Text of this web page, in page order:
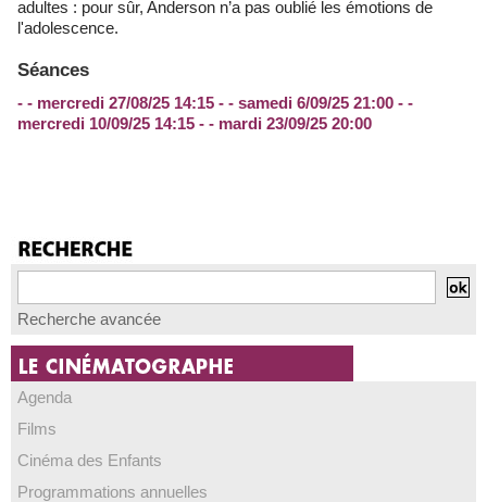
adultes : pour sûr, Anderson n’a pas oublié les émotions de
l'adolescence.
Séances
- - mercredi 27/08/25 14:15 - - samedi 6/09/25 21:00 - -
mercredi 10/09/25 14:15 - - mardi 23/09/25 20:00
Recherche avancée
Agenda
Films
Cinéma des Enfants
Programmations annuelles